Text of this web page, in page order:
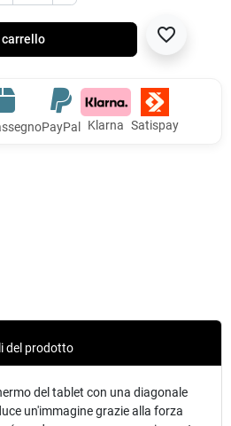
favorite_border
PayPal Klarna Satispay
del prodotto
del tablet con una diagonale
un'immagine grazie alla forza